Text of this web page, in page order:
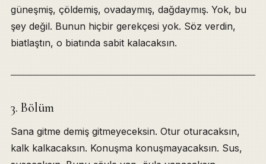
güneşmiş, çöldemiş, ovadaymış, dağdaymış. Yok, bu
şey değil. Bunun hiçbir gerekçesi yok. Söz verdin,
biatlaştın, o biatında sabit kalacaksın.
3. Bölüm
Sana gitme demiş gitmeyeceksin. Otur oturacaksın,
kalk kalkacaksın. Konuşma konuşmayacaksın. Sus,